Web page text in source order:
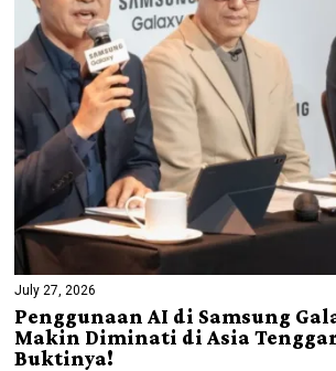
July 27, 2026
Penggunaan AI di Samsung
Makin Diminati di Asia
Buktinya!